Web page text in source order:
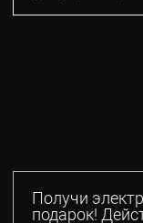
Получи
подарок!